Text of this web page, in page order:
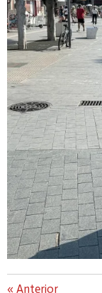
« Anterior